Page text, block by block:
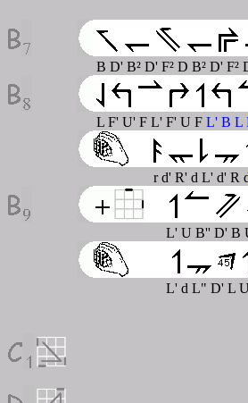
B D' B² D' F² D B² D' F²
L F' U' F L' F' U F L' B L
r d' R' d L' d' R
L' U B'' D' B
L' d L" D' L